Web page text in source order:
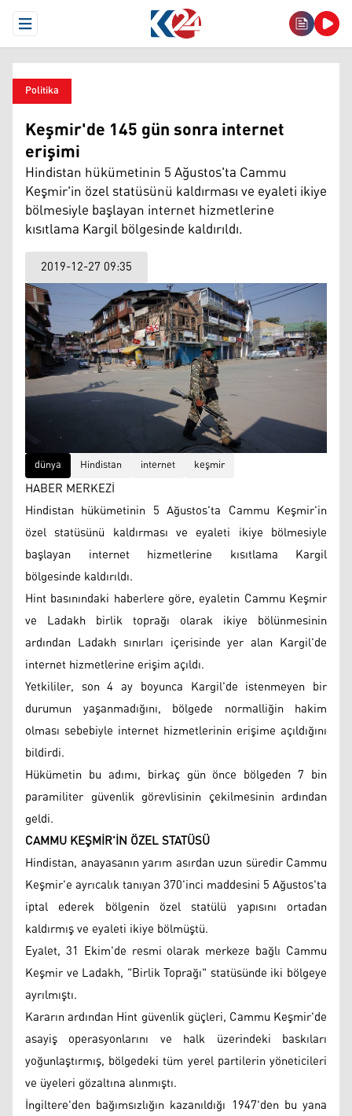
Open Menu
Politika
Keşmir'de 145 gün sonra internet
erişimi
Hindistan hükümetinin 5 Ağustos'ta Cammu
Keşmir'in özel statüsünü kaldırması ve eyaleti ikiye
bölmesiyle başlayan internet hizmetlerine
kısıtlama Kargil bölgesinde kaldırıldı.
2019-12-27 09:35
dünya Hindistan internet keşmir
HABER MERKEZİ
Hindistan hükümetinin 5 Ağustos'ta Cammu Keşmir'in
özel statüsünü kaldırması ve eyaleti ikiye bölmesiyle
başlayan internet hizmetlerine kısıtlama Kargil
bölgesinde kaldırıldı.
Hint basınındaki haberlere göre, eyaletin Cammu Keşmir
ve Ladakh birlik toprağı olarak ikiye bölünmesinin
ardından Ladakh sınırları içerisinde yer alan Kargil'de
internet hizmetlerine erişim açıldı.
Yetkililer, son 4 ay boyunca Kargil'de istenmeyen bir
durumun yaşanmadığını, bölgede normalliğin hakim
olması sebebiyle internet hizmetlerinin erişime açıldığını
bildirdi.
Hükümetin bu adımı, birkaç gün önce bölgeden 7 bin
paramiliter güvenlik görevlisinin çekilmesinin ardından
geldi.
CAMMU KEŞMİR'İN ÖZEL STATÜSÜ
Hindistan, anayasanın yarım asırdan uzun süredir Cammu
Keşmir'e ayrıcalık tanıyan 370'inci maddesini 5 Ağustos'ta
iptal ederek bölgenin özel statülü yapısını ortadan
kaldırmış ve eyaleti ikiye bölmüştü.
Eyalet, 31 Ekim'de resmi olarak merkeze bağlı Cammu
Keşmir ve Ladakh, "Birlik Toprağı" statüsünde iki bölgeye
ayrılmıştı.
Kararın ardından Hint güvenlik güçleri, Cammu Keşmir'de
asayiş operasyonlarını ve halk üzerindeki baskıları
yoğunlaştırmış, bölgedeki tüm yerel partilerin yöneticileri
ve üyeleri gözaltına alınmıştı.
İngiltere'den bağımsızlığın kazanıldığı 1947'den bu yana